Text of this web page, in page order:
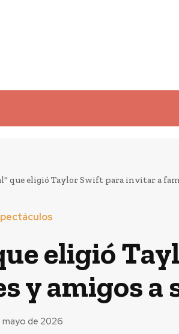
que eligió Taylor Swift para invitar a
eligió
y amigos a
mayo de 2026